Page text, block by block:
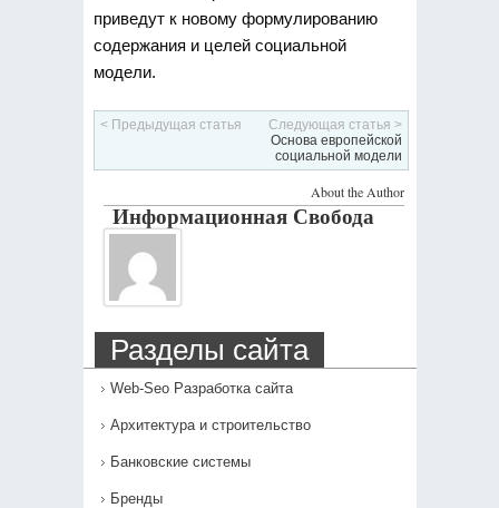
приведут к новому формулированию
содержания и целей социальной
модели.
< Предыдущая статья
Следующая статья >
Основа европейской
социальной модели
About the Author
Информационная Свобода
Разделы сайта
Web-Seo Разработка сайта
Архитектура и строительство
Банковские системы
Бренды